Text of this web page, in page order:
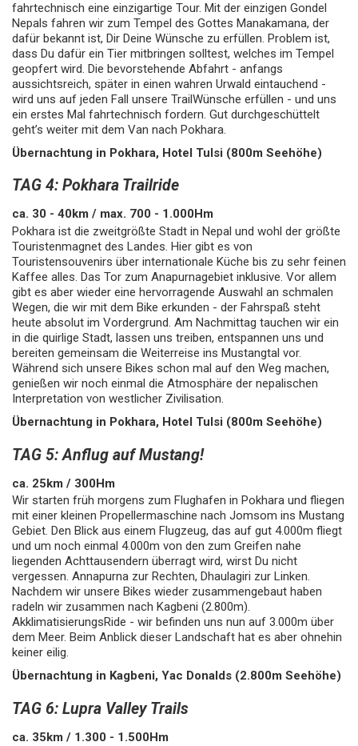
fahrtechnisch eine einzigartige Tour. Mit der einzigen Gondel
Nepals fahren wir zum Tempel des Gottes Manakamana, der
dafür bekannt ist, Dir Deine Wünsche zu erfüllen. Problem ist,
dass Du dafür ein Tier mitbringen solltest, welches im Tempel
geopfert wird. Die bevorstehende Abfahrt - anfangs
aussichtsreich, später in einen wahren Urwald eintauchend -
wird uns auf jeden Fall unsere TrailWünsche erfüllen - und uns
ein erstes Mal fahrtechnisch fordern. Gut durchgeschüttelt
geht’s weiter mit dem Van nach Pokhara.
Übernachtung in Pokhara, Hotel Tulsi (800m Seehöhe)
TAG 4: Pokhara Trailride
ca. 30 - 40km / max. 700 - 1.000Hm
Pokhara ist die zweitgrößte Stadt in Nepal und wohl der größte
Touristenmagnet des Landes. Hier gibt es von
Touristensouvenirs über internationale Küche bis zu sehr feinen
Kaffee alles. Das Tor zum Anapurnagebiet inklusive. Vor allem
gibt es aber wieder eine hervorragende Auswahl an schmalen
Wegen, die wir mit dem Bike erkunden - der Fahrspaß steht
heute absolut im Vordergrund. Am Nachmittag tauchen wir ein
in die quirlige Stadt, lassen uns treiben, entspannen uns und
bereiten gemeinsam die Weiterreise ins Mustangtal vor.
Während sich unsere Bikes schon mal auf den Weg machen,
genießen wir noch einmal die Atmosphäre der nepalischen
Interpretation von westlicher Zivilisation.
Übernachtung in Pokhara, Hotel Tulsi (800m Seehöhe)
TAG 5: Anflug auf Mustang!
ca. 25km / 300Hm
Wir starten früh morgens zum Flughafen in Pokhara und fliegen
mit einer kleinen Propellermaschine nach Jomsom ins Mustang
Gebiet. Den Blick aus einem Flugzeug, das auf gut 4.000m fliegt
und um noch einmal 4.000m von den zum Greifen nahe
liegenden Achttausendern überragt wird, wirst Du nicht
vergessen. Annapurna zur Rechten, Dhaulagiri zur Linken.
Nachdem wir unsere Bikes wieder zusammengebaut haben
radeln wir zusammen nach Kagbeni (2.800m).
AkklimatisierungsRide - wir befinden uns nun auf 3.000m über
dem Meer. Beim Anblick dieser Landschaft hat es aber ohnehin
keiner eilig.
Übernachtung in Kagbeni, Yac Donalds (2.800m Seehöhe)
TAG 6: Lupra Valley Trails
ca. 35km / 1.300 - 1.500Hm